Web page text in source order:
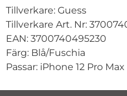
Tillverkare: Guess
Tillverkare Art. Nr:
EAN: 3700740495230
Färg: Blå/Fuschia
Passar: iPhone 12 Pro Max